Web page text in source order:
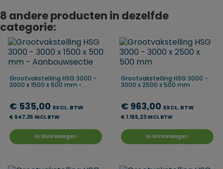
8 andere producten in dezelfde
categorie:
Grootvakstelling HSG 3000 -
3000 x 1500 x 500 mm -...
€ 535,00 EXCL. BTW
€ 647,35 INCL BTW
In Winkelwagen
Grootvakstelling HSG 3000 -
3000 x 2500 x 500 mm
€ 963,00 EXCL. BTW
€ 1.165,23 INCL BTW
In Winkelwagen